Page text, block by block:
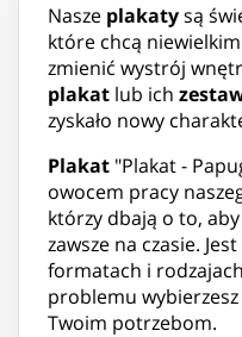
Nasze plakatysą
które chcą
zmienić wystrój
plakat lub ich
zyskało nowy
Plakat "Plakat -
owocem pracy
którzy dbają o to,
zawsze na czasie.
formatach i
problemu
Twoim potrzebom.